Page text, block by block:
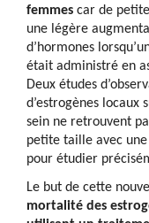
femmes car de
une légère
d’hormones
était administré en
Deux études
d’estrogènes locaux
sein ne retrouvent
petite taille avec
pour étudier
Le but de cette
mortalité des